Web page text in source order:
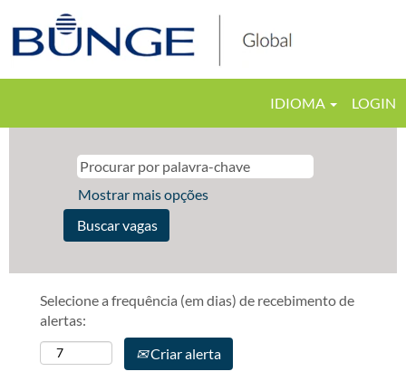
IDIOMA LOGIN
Mostrar mais opções
Selecione a frequência (em dias) de recebimento de
alertas:
Criar alerta